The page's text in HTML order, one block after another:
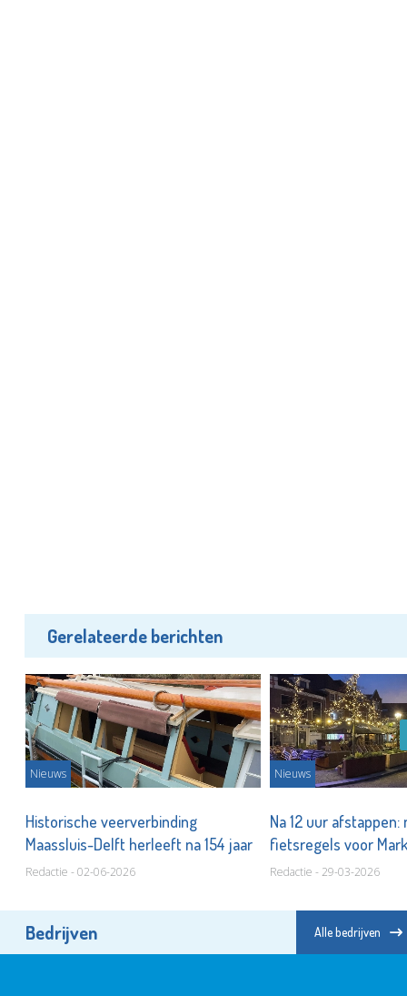
Gerelateerde berichten
Nieuws
Historische veerverbinding
Maassluis-Delft herleeft na 154 jaar
Redactie - 02-06-2026
Nieuws
Na 12 uur afstappen:
fietsregels voor
Redactie - 29-03-2026
Bedrijven Alle bedrijven